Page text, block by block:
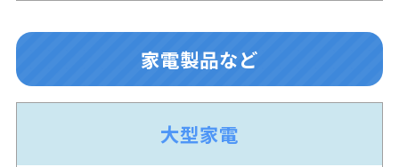
家電製品など
大型家電